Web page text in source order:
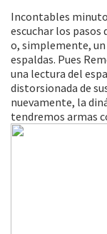
Incontables
escuchar los
o, simplemente, un
espaldas. Pues
una lectura del
distorsionada de
nuevamente, la
tendremos armas